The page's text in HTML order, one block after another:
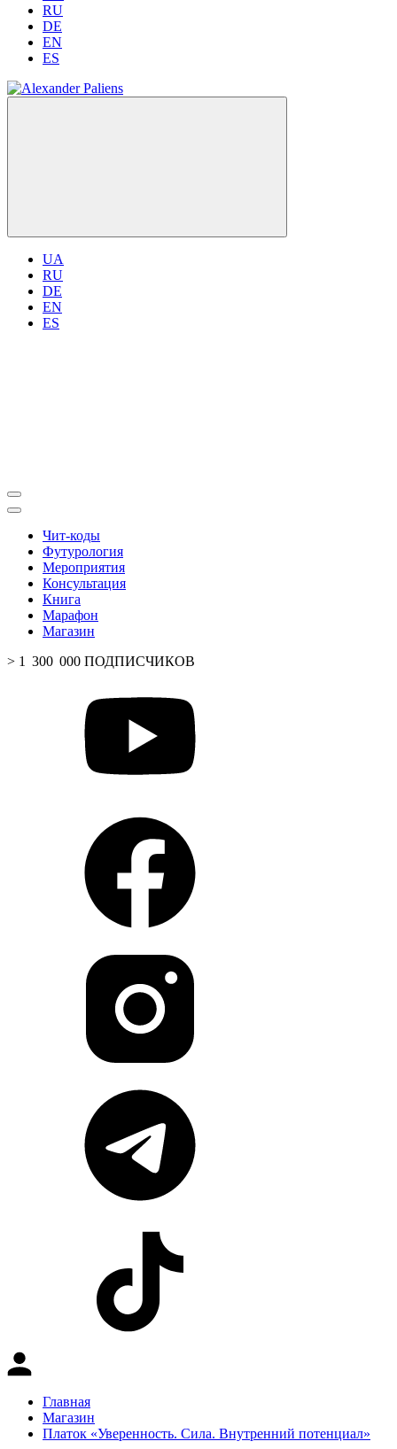
RU
DE
EN
ES
UA
RU
DE
EN
ES
Чит-коды
Футурология
Мероприятия
Консультация
Книга
Марафон
Магазин
> 1 300 000 ПОДПИСЧИКОВ
Главная
Магазин
Платок «Уверенность. Сила. Внутренний потенциал»